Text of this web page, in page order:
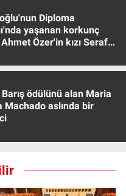
Diploma
yaşanan korkunç
Özer'in kızı Seraf
ödülünü alan Maria
Machado aslında bir